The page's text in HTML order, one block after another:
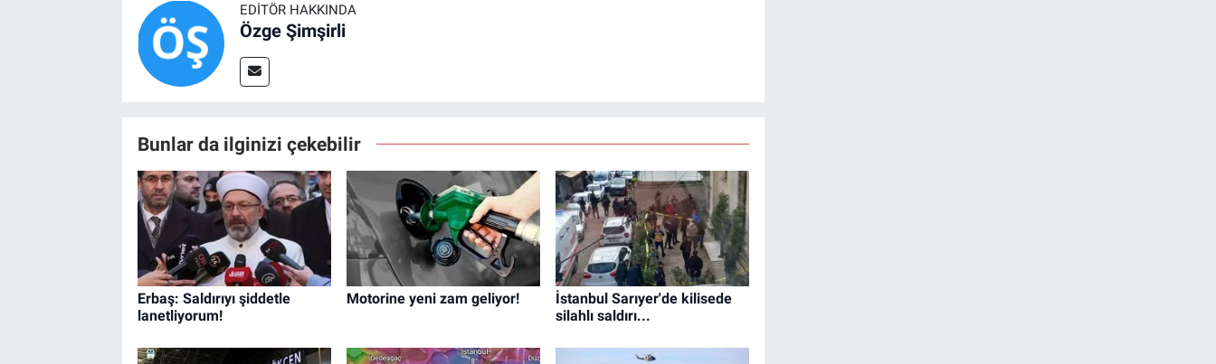
EDITÖR HAKKINDA
Özge Şimşirli
Bunlar da ilginizi çekebilir
Erbaş: Saldırıyı şiddetle
lanetliyorum!
Motorine yeni zam geliyor!
İstanbul Sarıyer'de kilisede
silahlı saldırı...